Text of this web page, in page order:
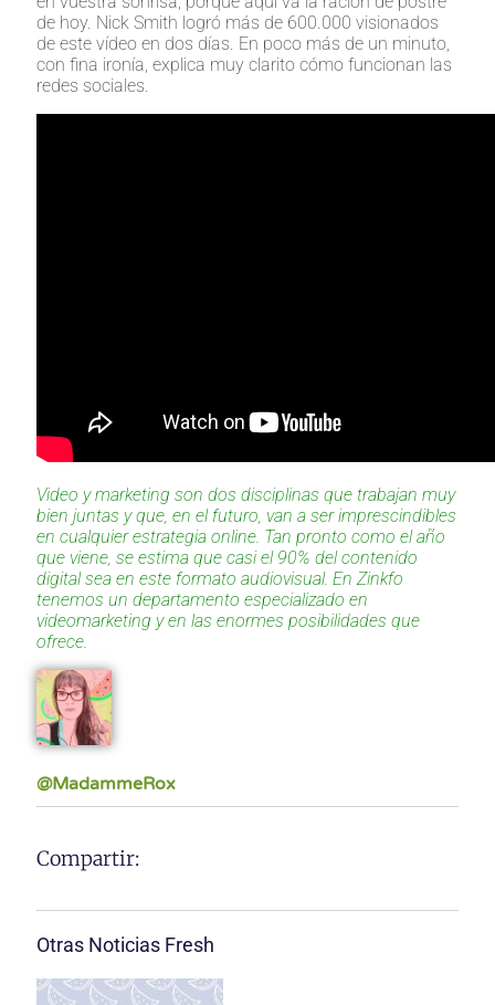
de hoy. Nick Smith logró más de 600.000 visionados
de este vídeo en dos días. En poco más de un minuto,
con fina ironía, explica muy clarito cómo funcionan las
redes sociales.
Video y marketing son dos disciplinas que trabajan muy
bien juntas y que, en el futuro, van a ser imprescindibles
en cualquier estrategia online. Tan pronto como el año
que viene, se estima que casi el 90% del contenido
digital sea en este formato audiovisual. En Zinkfo
tenemos un departamento especializado en
videomarketing y en las enormes posibilidades que
ofrece.
@MadammeRox
Compartir:
Otras Noticias Fresh